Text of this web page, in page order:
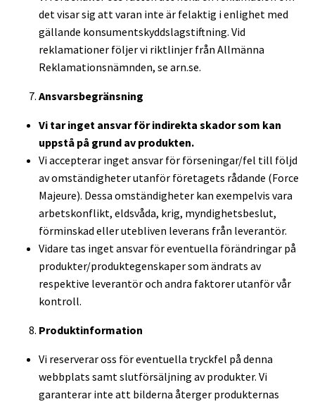
det visar sig att varan inte är felaktig i enlighet med
gällande konsumentskyddslagstiftning. Vid
reklamationer följer vi riktlinjer från Allmänna
Reklamationsnämnden, se arn.se.
Ansvarsbegränsning
Vi tar inget ansvar för indirekta skador som kan
uppstå på grund av produkten.
Vi accepterar inget ansvar för förseningar/fel till följd
av omständigheter utanför företagets rådande (Force
Majeure). Dessa omständigheter kan exempelvis vara
arbetskonflikt, eldsvåda, krig, myndighetsbeslut,
förminskad eller utebliven leverans från leverantör.
Vidare tas inget ansvar för eventuella förändringar på
produkter/produktegenskaper som ändrats av
respektive leverantör och andra faktorer utanför vår
kontroll.
Produktinformation
Vi reserverar oss för eventuella tryckfel på denna
webbplats samt slutförsäljning av produkter. Vi
garanterar inte att bilderna återger produkternas